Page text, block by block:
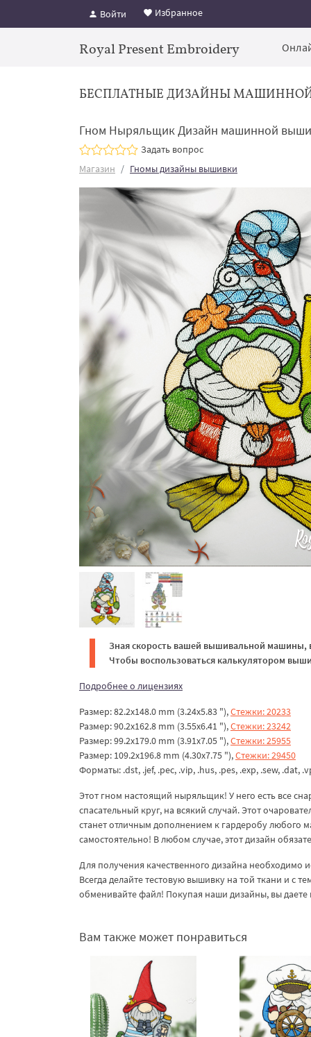
Войти Избранное
Royal Present Embroidery
БЕСПЛАТНЫЕ ДИЗАЙНЫ
Гном Ныряльщик Дизайн машинной
Задать вопрос
Магазин
Гномы дизайны вышивки
Зная скорость вашей вышивальной машины,
Чтобы воспользоваться калькулятором
Подробнее о лицензиях
Размер: 82.2x148.0 mm (3.24x5.83 "),Стежки: 20233
Размер: 90.2x162.8 mm (3.55x6.41 "),Стежки: 23242
Размер: 99.2x179.0 mm (3.91x7.05 "),Стежки: 25955
Размер: 109.2x196.8 mm (4.30x7.75 "),Стежки: 29450
Форматы: .dst, .jef, .pec, .vip, .hus, .pes, .exp, .sew, .dat,
Этот гном настоящий ныряльщик! У него есть все
спасательный круг, на всякий случай. Этот
станет отличным дополнением к гардеробу любого
самостоятельно! В любом случае, этот дизайн
Для получения качественного дизайна необходимо
Всегда делайте тестовую вышивку на той ткани и с
обменивайте файл! Покупая наши дизайны, вы даете
Вам также может понравиться